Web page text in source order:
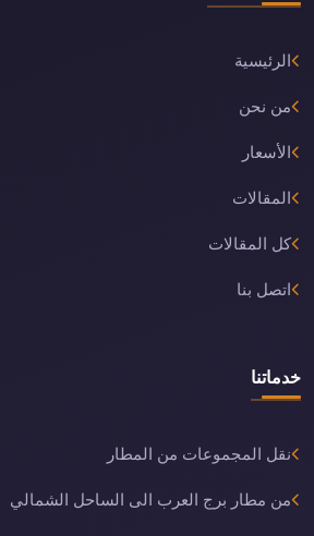
الرئيسية
من نحن
الأسعار
المقالات
كل المقالات
اتصل بنا
خدماتنا
نقل المجموعات من المطار
من مطار برج العرب الى الساحل الشمالي